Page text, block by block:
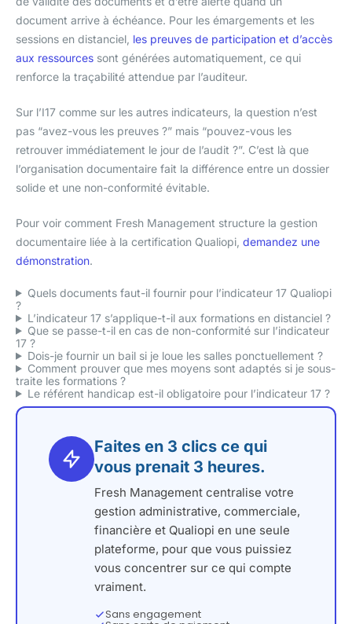
document arrive à échéance. Pour les émargements et les
sessions en distanciel, les preuves de participation et d’accès
aux ressources sont générées automatiquement, ce qui
renforce la traçabilité attendue par l’auditeur.
Sur l’I17 comme sur les autres indicateurs, la question n’est
pas “avez-vous les preuves ?” mais “pouvez-vous les
retrouver immédiatement le jour de l’audit ?”. C’est là que
l’organisation documentaire fait la différence entre un dossier
solide et une non-conformité évitable.
Pour voir comment Fresh Management structure la gestion
documentaire liée à la certification Qualiopi, demandez une
démonstration.
Quels documents faut-il fournir pour l’indicateur 17 Qualiopi
?
L’indicateur 17 s’applique-t-il aux formations en distanciel ?
Que se passe-t-il en cas de non-conformité sur l’indicateur
17 ?
Dois-je fournir un bail si je loue les salles ponctuellement ?
Comment prouver que mes moyens sont adaptés si je sous-
traite les formations ?
Le référent handicap est-il obligatoire pour l’indicateur 17 ?
Faites en 3 clics ce qui
vous prenait 3 heures.
Fresh Management centralise votre
gestion administrative, commerciale,
financière et Qualiopi en une seule
plateforme, pour que vous puissiez
vous concentrer sur ce qui compte
vraiment.
Sans engagement